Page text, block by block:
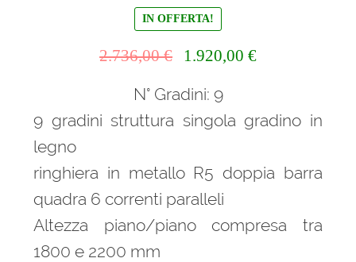
IN OFFERTA!
2.736,00€
originale
2.736,00 €.
1.920,00 €Il
1.920,00 €.
N° Gradini: 9
9 gradini struttura singola gradino in
legno
ringhiera in metallo R5 doppia barra
quadra 6 correnti paralleli
Altezza piano/piano compresa tra
1800 e 2200 mm